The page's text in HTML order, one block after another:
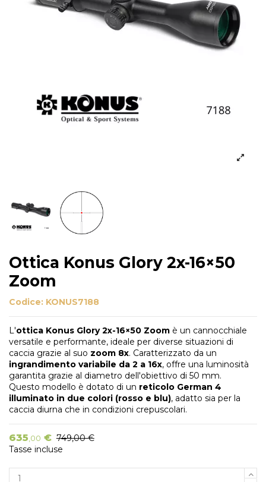
Ottica Konus Glory 2x-16×50
Zoom
Codice: KONUS7188
L'ottica Konus Glory 2x-16×50 Zoom è un cannocchiale
versatile e performante, ideale per diverse situazioni di
caccia grazie al suo zoom 8x. Caratterizzato da un
ingrandimento variabile da 2 a 16x, offre una luminosità
garantita grazie al diametro dell'obiettivo di 50 mm.
Questo modello è dotato di un reticolo German 4
illuminato in due colori (rosso e blu), adatto sia per la
caccia diurna che in condizioni crepuscolari.
635,00 € 749,00 €
Tasse incluse